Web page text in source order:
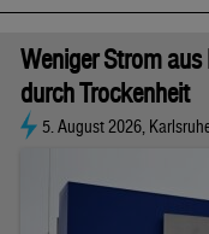
Weniger Strom
durch Trockenheit
5. August 2026,